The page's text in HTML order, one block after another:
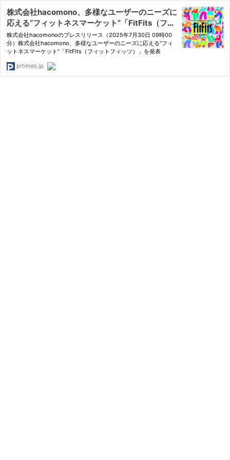
株式会社hacomono、多様なユーザーのニーズに
応える”フィットネスマーケット”「FitFits（フィ
ットフィッツ）」を発表
株式会社hacomonoのプレスリリース（2025年7月30日 09時00
分）株式会社hacomono、多様なユーザーのニーズに応える”フィ
ットネスマーケット”「FitFits（フィットフィッツ）」を発表
prtimes.jp